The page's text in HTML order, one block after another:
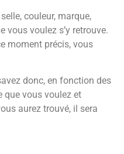
couleur, marque,
vous voulez s’y retrouve.
moment précis, vous
donc, en fonction des
que vous voulez et
aurez trouvé, il sera